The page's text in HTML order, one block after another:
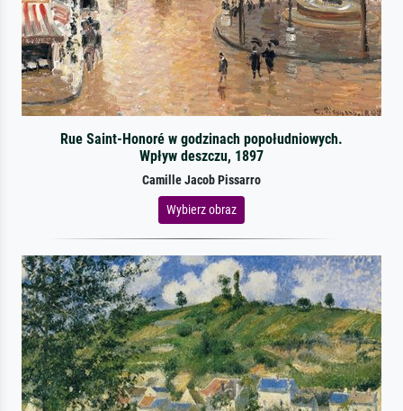
Rue Saint-Honoré w godzinach popołudniowych.
Wpływ deszczu, 1897
Camille Jacob Pissarro
Wybierz obraz